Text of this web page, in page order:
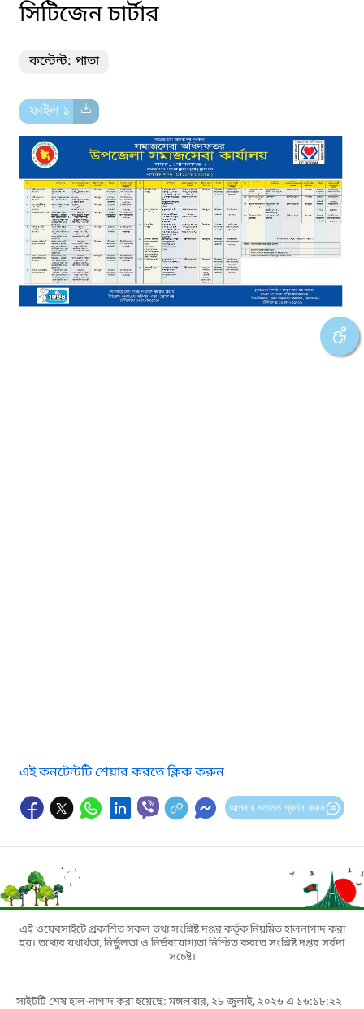
সিটিজেন চার্টার
কন্টেন্ট: পাতা
ফাইল ১
এই কনটেন্টটি শেয়ার করতে ক্লিক করুন
আপনার মতামত প্রদান করুন
এই ওয়েবসাইটে প্রকাশিত সকল তথ্য সংশ্লিষ্ট দপ্তর কর্তৃক নিয়মিত হালনাগাদ করা
হয়। তথ্যের যথার্থতা, নির্ভুলতা ও নির্ভরযোগ্যতা নিশ্চিত করতে সংশ্লিষ্ট দপ্তর সর্বদা
সচেষ্ট।
সাইটটি শেষ হাল-নাগাদ করা হয়েছে: মঙ্গলবার, ২৮ জুলাই, ২০২৬ এ ১৬:১৮:২২